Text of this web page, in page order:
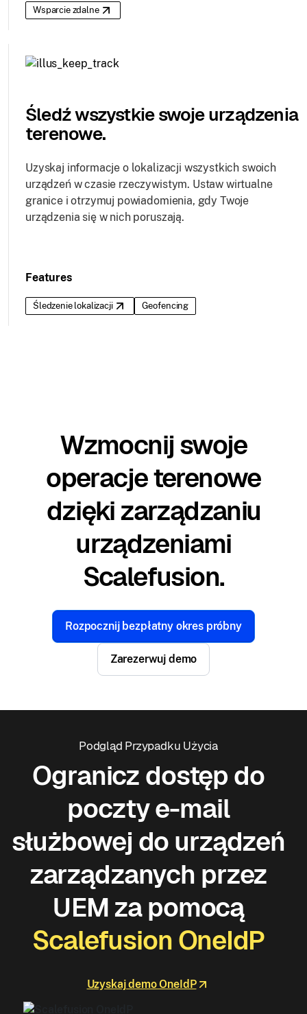
Wsparcie zdalne
Śledź wszystkie swoje urządzenia
terenowe.
Uzyskaj informacje o lokalizacji wszystkich swoich
urządzeń w czasie rzeczywistym. Ustaw wirtualne
granice i otrzymuj powiadomienia, gdy Twoje
urządzenia się w nich poruszają.
Features
Śledzenie lokalizacji Geofencing
Wzmocnij swoje
operacje terenowe
dzięki zarządzaniu
urządzeniami
Scalefusion.
Rozpocznij bezpłatny okres próbny
Zarezerwuj demo
Podgląd Przypadku Użycia
Ogranicz dostęp do
poczty e-mail
służbowej do urządzeń
zarządzanych przez
UEM za pomocą
Scalefusion OneIdP
Uzyskaj demo OneIdP